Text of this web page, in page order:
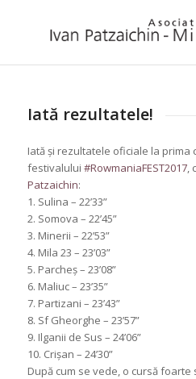
Iată rezultatele!
Iată și rezultatele oficiale la prima
festivalului #RowmaniaFEST2017,
Patzaichin:
1. Sulina – 22’33”
2. Somova – 22’45”
3. Minerii – 22’53”
4. Mila 23 – 23’03”
5. Parcheș – 23’08”
6. Maliuc – 23’35”
7. Partizani – 23’43”
8. Sf Gheorghe – 23’57”
9. Ilganii de Sus – 24’06”
10. Crișan – 24’30”
După cum se vede, o cursă foarte